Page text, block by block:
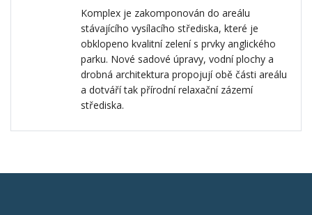
Komplex je zakomponován do areálu
stávajícího vysílacího střediska, které je
obklopeno kvalitní zelení s prvky anglického
parku. Nové sadové úpravy, vodní plochy a
drobná architektura propojují obě části areálu
a dotváří tak přírodní relaxační zázemí
střediska.